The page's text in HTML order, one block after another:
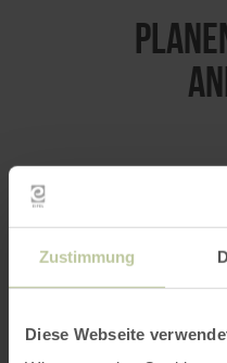
Zustimmung
Diese Webseite
Anfahrt von: